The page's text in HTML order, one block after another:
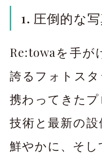
1. 圧倒的な
Re:towaを手が
誇るフォトス
携わってきた
技術と最新の
鮮やかに、そ